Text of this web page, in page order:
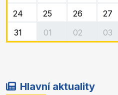
24
25 26 27
31
01 02 03
Hlavní aktuality